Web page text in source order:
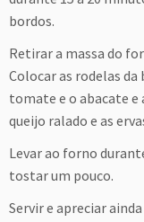
bordos.
Retirar a massa do
Colocar as rodelas
tomate e o abacate e
queijo ralado e as
Levar ao forno
tostar um pouco.
Servir e apreciar